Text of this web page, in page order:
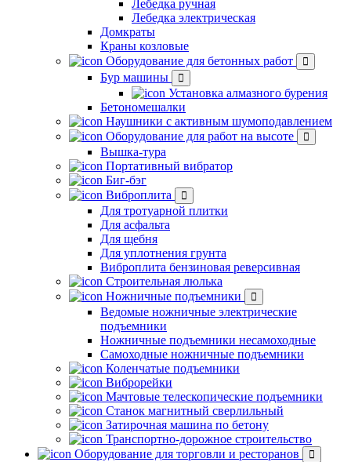
Лебедка ручная
Лебедка электрическая
Домкраты
Краны козловые
Оборудование для бетонных работ
Бур машины
Установка алмазного бурения
Бетономешалки
Наушники с активным шумоподавлением
Оборудование для работ на высоте
Вышка-тура
Портативный вибратор
Биг-бэг
Виброплита
Для тротуарной плитки
Для асфальта
Для щебня
Для уплотнения грунта
Виброплита бензиновая реверсивная
Строительная люлька
Ножничные подъемники
Ведомые ножничные электрические
подъемники
Ножничные подъемники несамоходные
Самоходные ножничные подъемники
Коленчатые подъемники
Виброрейки
Мачтовые телескопические подъемники
Станок магнитный сверлильный
Затирочная машина по бетону
Транспортно-дорожное строительство
Оборудование для торговли и ресторанов